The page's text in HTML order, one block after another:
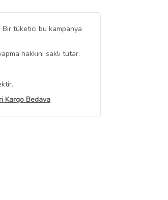
Bir tüketici bu kampanya
hakkını saklı tutar.
Kargo Bedava